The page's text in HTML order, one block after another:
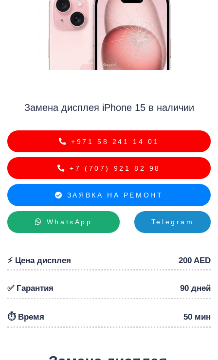
Замена дисплея iPhone 15 в наличии
+971 58 241 14 01
+7 (707) 921 82 98
ЗАЯВКА НА РЕМОНТ
WhatsApp Telegram
⚡️ Цена дисплея 200 AED
✅ Гарантия 90 дней
⏱️ Время 50 мин